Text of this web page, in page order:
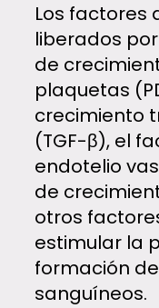
Los factores
liberados
de
plaquetas
crecimiento
(TGF-β), el
endotelio
de
otros
estimular la
formación
sanguíneos.